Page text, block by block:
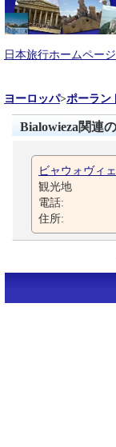
日本旅行ホームページ
ヨーロッパ>ポーラン
Bialowieza関連
ビャウォヴィ
観光地
電話:
住所: